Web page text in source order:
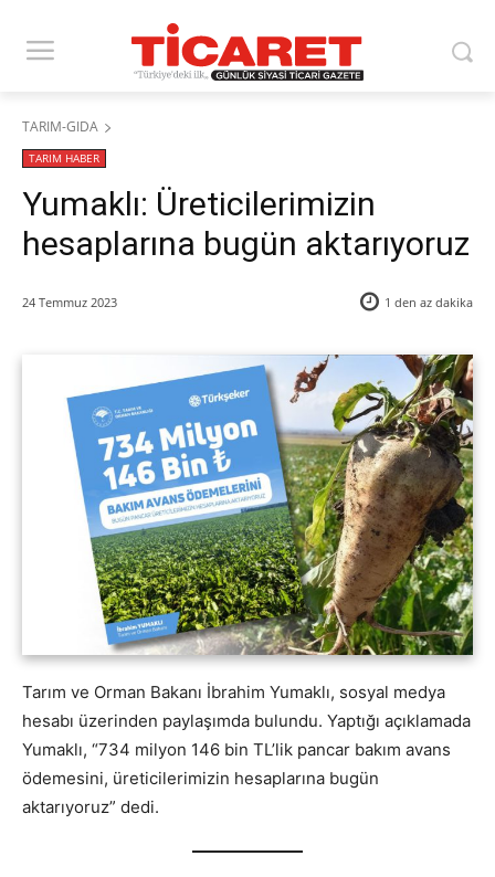
TARIM-GIDA
TARIM HABER
Yumaklı: Üreticilerimizin
hesaplarına bugün aktarıyoruz
24 Temmuz 2023 1 den az dakika
Tarım ve Orman Bakanı İbrahim Yumaklı, sosyal medya
hesabı üzerinden paylaşımda bulundu. Yaptığı açıklamada
Yumaklı, “734 milyon 146 bin TL’lik pancar bakım avans
ödemesini, üreticilerimizin hesaplarına bugün
aktarıyoruz” dedi.